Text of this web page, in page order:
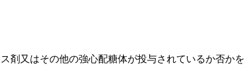
又はその他の強心配糖体が投与されているか否か